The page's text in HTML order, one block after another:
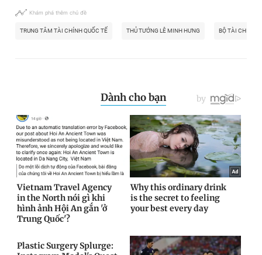
Khám phá thêm chủ đề
TRUNG TÂM TÀI CHÍNH QUỐC TẾ THỦ TƯỚNG LÊ MINH HƯNG BỘ TÀI CHÍNH